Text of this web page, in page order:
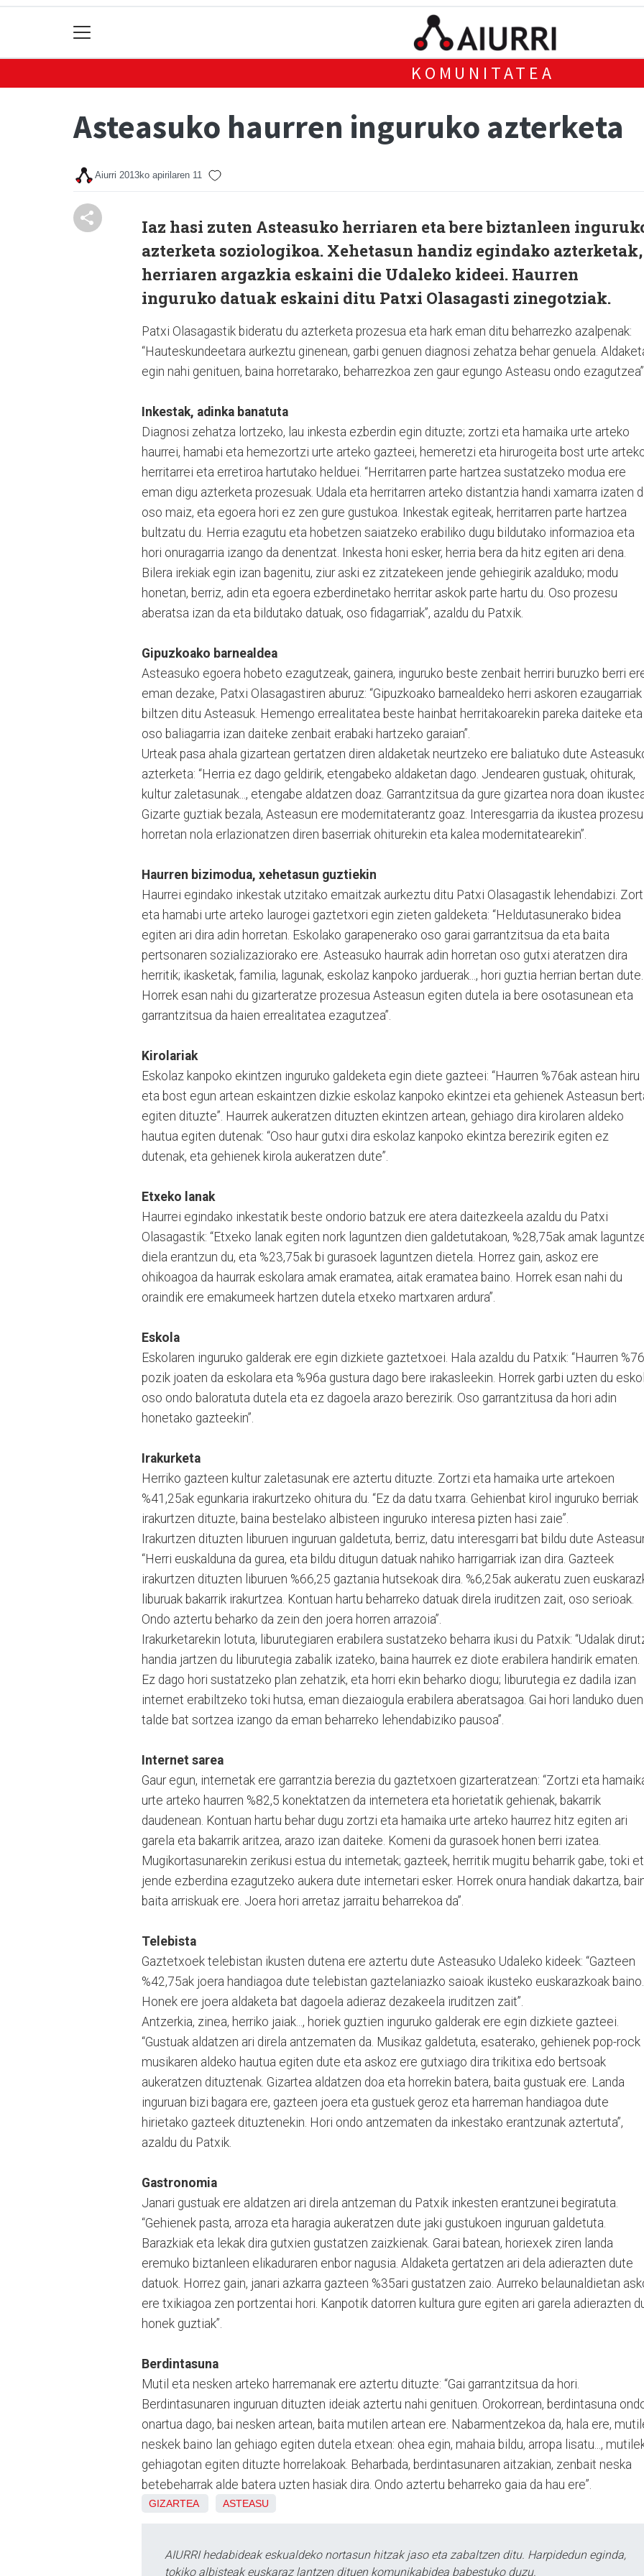
KOMUNITATEA
Asteasuko haurren inguruko azterketa
Aiurri 2013ko apirilaren 11
Iaz hasi zuten Asteasuko herriaren eta bere biztanleen
azterketa soziologikoa. Xehetasun handiz egindako azterketak,
herriaren argazkia eskaini die Udaleko kideei. Haurren
inguruko datuak eskaini ditu Patxi Olasagasti zinegotziak.
Patxi Olasagastik bideratu du azterketa prozesua eta hark eman ditu beharrezko azalpenak:
“Hauteskundeetara aurkeztu ginenean, garbi genuen diagnosi zehatza behar genuela.
egin nahi genituen, baina horretarako, beharrezkoa zen gaur egungo Asteasu ondo ezagutzea”.
Inkestak, adinka banatuta
Diagnosi zehatza lortzeko, lau inkesta ezberdin egin dituzte; zortzi eta hamaika urte arteko
haurrei, hamabi eta hemezortzi urte arteko gazteei, hemeretzi eta hirurogeita bost urte
herritarrei eta erretiroa hartutako helduei. “Herritarren parte hartzea sustatzeko modua ere
eman digu azterketa prozesuak. Udala eta herritarren arteko distantzia handi xamarra izaten
oso maiz, eta egoera hori ez zen gure gustukoa. Inkestak egiteak, herritarren parte hartzea
bultzatu du. Herria ezagutu eta hobetzen saiatzeko erabiliko dugu bildutako informazioa eta
hori onuragarria izango da denentzat. Inkesta honi esker, herria bera da hitz egiten ari dena.
Bilera irekiak egin izan bagenitu, ziur aski ez zitzatekeen jende gehiegirik azalduko; modu
honetan, berriz, adin eta egoera ezberdinetako herritar askok parte hartu du. Oso prozesu
aberatsa izan da eta bildutako datuak, oso fidagarriak”, azaldu du Patxik.
Gipuzkoako barnealdea
Asteasuko egoera hobeto ezagutzeak, gainera, inguruko beste zenbait herriri buruzko berri
eman dezake, Patxi Olasagastiren aburuz: “Gipuzkoako barnealdeko herri askoren ezaugarriak
biltzen ditu Asteasuk. Hemengo errealitatea beste hainbat herritakoarekin pareka daiteke eta
oso baliagarria izan daiteke zenbait erabaki hartzeko garaian”.
Urteak pasa ahala gizartean gertatzen diren aldaketak neurtzeko ere baliatuko dute
azterketa: “Herria ez dago geldirik, etengabeko aldaketan dago. Jendearen gustuak, ohiturak,
kultur zaletasunak..., etengabe aldatzen doaz. Garrantzitsua da gure gizartea nora doan
Gizarte guztiak bezala, Asteasun ere modernitaterantz goaz. Interesgarria da ikustea prozesu
horretan nola erlazionatzen diren baserriak ohiturekin eta kalea modernitatearekin”.
Haurren bizimodua, xehetasun guztiekin
Haurrei egindako inkestak utzitako emaitzak aurkeztu ditu Patxi Olasagastik lehendabizi.
eta hamabi urte arteko laurogei gaztetxori egin zieten galdeketa: “Heldutasunerako bidea
egiten ari dira adin horretan. Eskolako garapenerako oso garai garrantzitsua da eta baita
pertsonaren sozializaziorako ere. Asteasuko haurrak adin horretan oso gutxi ateratzen dira
herritik; ikasketak, familia, lagunak, eskolaz kanpoko jarduerak..., hori guztia herrian bertan dute.
Horrek esan nahi du gizarteratze prozesua Asteasun egiten dutela ia bere osotasunean eta
garrantzitsua da haien errealitatea ezagutzea”.
Kirolariak
Eskolaz kanpoko ekintzen inguruko galdeketa egin diete gazteei: “Haurren %76ak astean hiru
eta bost egun artean eskaintzen dizkie eskolaz kanpoko ekintzei eta gehienek Asteasun
egiten dituzte”. Haurrek aukeratzen dituzten ekintzen artean, gehiago dira kirolaren aldeko
hautua egiten dutenak: “Oso haur gutxi dira eskolaz kanpoko ekintza berezirik egiten ez
dutenak, eta gehienek kirola aukeratzen dute”.
Etxeko lanak
Haurrei egindako inkestatik beste ondorio batzuk ere atera daitezkeela azaldu du Patxi
Olasagastik: “Etxeko lanak egiten nork laguntzen dien galdetutakoan, %28,75ak amak
diela erantzun du, eta %23,75ak bi gurasoek laguntzen dietela. Horrez gain, askoz ere
ohikoagoa da haurrak eskolara amak eramatea, aitak eramatea baino. Horrek esan nahi du
oraindik ere emakumeek hartzen dutela etxeko martxaren ardura”.
Eskola
Eskolaren inguruko galderak ere egin dizkiete gaztetxoei. Hala azaldu du Patxik: “Haurren
pozik joaten da eskolara eta %96a gustura dago bere irakasleekin. Horrek garbi uzten du
oso ondo baloratuta dutela eta ez dagoela arazo berezirik. Oso garrantzitusa da hori adin
honetako gazteekin”.
Irakurketa
Herriko gazteen kultur zaletasunak ere aztertu dituzte. Zortzi eta hamaika urte artekoen
%41,25ak egunkaria irakurtzeko ohitura du. “Ez da datu txarra. Gehienbat kirol inguruko berriak
irakurtzen dituzte, baina bestelako albisteen inguruko interesa pizten hasi zaie”.
Irakurtzen dituzten liburuen inguruan galdetuta, berriz, datu interesgarri bat bildu dute
“Herri euskalduna da gurea, eta bildu ditugun datuak nahiko harrigarriak izan dira. Gazteek
irakurtzen dituzten liburuen %66,25 gaztania hutsekoak dira. %6,25ak aukeratu zuen
liburuak bakarrik irakurtzea. Kontuan hartu beharreko datuak direla iruditzen zait, oso serioak.
Ondo aztertu beharko da zein den joera horren arrazoia”.
Irakurketarekin lotuta, liburutegiaren erabilera sustatzeko beharra ikusi du Patxik: “Udalak
handia jartzen du liburutegia zabalik izateko, baina haurrek ez diote erabilera handirik ematen.
Ez dago hori sustatzeko plan zehatzik, eta horri ekin beharko diogu; liburutegia ez dadila izan
internet erabiltzeko toki hutsa, eman diezaiogula erabilera aberatsagoa. Gai hori landuko duen
talde bat sortzea izango da eman beharreko lehendabiziko pausoa”.
Internet sarea
Gaur egun, internetak ere garrantzia berezia du gaztetxoen gizarteratzean: “Zortzi eta
urte arteko haurren %82,5 konektatzen da internetera eta horietatik gehienak, bakarrik
daudenean. Kontuan hartu behar dugu zortzi eta hamaika urte arteko haurrez hitz egiten ari
garela eta bakarrik aritzea, arazo izan daiteke. Komeni da gurasoek honen berri izatea.
Mugikortasunarekin zerikusi estua du internetak; gazteek, herritik mugitu beharrik gabe, toki
jende ezberdina ezagutzeko aukera dute internetari esker. Horrek onura handiak dakartza,
baita arriskuak ere. Joera hori arretaz jarraitu beharrekoa da”.
Telebista
Gaztetxoek telebistan ikusten dutena ere aztertu dute Asteasuko Udaleko kideek: “Gazteen
%42,75ak joera handiagoa dute telebistan gaztelaniazko saioak ikusteko euskarazkoak baino.
Honek ere joera aldaketa bat dagoela adieraz dezakeela iruditzen zait”.
Antzerkia, zinea, herriko jaiak..., horiek guztien inguruko galderak ere egin dizkiete gazteei.
“Gustuak aldatzen ari direla antzematen da. Musikaz galdetuta, esaterako, gehienek pop-rock
musikaren aldeko hautua egiten dute eta askoz ere gutxiago dira trikitixa edo bertsoak
aukeratzen dituztenak. Gizartea aldatzen doa eta horrekin batera, baita gustuak ere. Landa
inguruan bizi bagara ere, gazteen joera eta gustuek geroz eta harreman handiagoa dute
hirietako gazteek dituztenekin. Hori ondo antzematen da inkestako erantzunak aztertuta”,
azaldu du Patxik.
Gastronomia
Janari gustuak ere aldatzen ari direla antzeman du Patxik inkesten erantzunei begiratuta.
“Gehienek pasta, arroza eta haragia aukeratzen dute jaki gustukoen inguruan galdetuta.
Barazkiak eta lekak dira gutxien gustatzen zaizkienak. Garai batean, horiexek ziren landa
eremuko biztanleen elikaduraren enbor nagusia. Aldaketa gertatzen ari dela adierazten dute
datuok. Horrez gain, janari azkarra gazteen %35ari gustatzen zaio. Aurreko belaunaldietan
ere txikiagoa zen portzentai hori. Kanpotik datorren kultura gure egiten ari garela adierazten
honek guztiak”.
Berdintasuna
Mutil eta nesken arteko harremanak ere aztertu dituzte: “Gai garrantzitsua da hori.
Berdintasunaren inguruan dituzten ideiak aztertu nahi genituen. Orokorrean, berdintasuna
onartua dago, bai nesken artean, baita mutilen artean ere. Nabarmentzekoa da, hala ere,
neskek baino lan gehiago egiten dutela etxean: ohea egin, mahaia bildu, arropa lisatu...,
gehiagotan egiten dituzte horrelakoak. Beharbada, berdintasunaren aitzakian, zenbait neska
betebeharrak alde batera uzten hasiak dira. Ondo aztertu beharreko gaia da hau ere”.
GIZARTEA ASTEASU
AIURRI hedabideak eskualdeko nortasun hitzak jaso eta zabaltzen ditu. Harpidedun eginda,
tokiko albisteak euskaraz lantzen dituen komunikabidea babestuko duzu.